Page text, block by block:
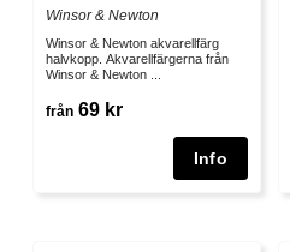
Winsor & Newton
Winsor & Newton akvarellfärg
halvkopp. Akvarellfärgerna från
Winsor & Newton ...
från 69 kr